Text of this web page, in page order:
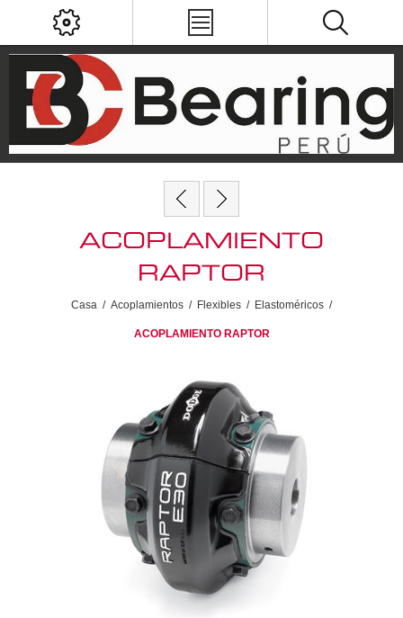
ACOPLAMIENTO
RAPTOR
Casa / Acoplamientos / Flexibles / Elastoméricos /
ACOPLAMIENTO RAPTOR